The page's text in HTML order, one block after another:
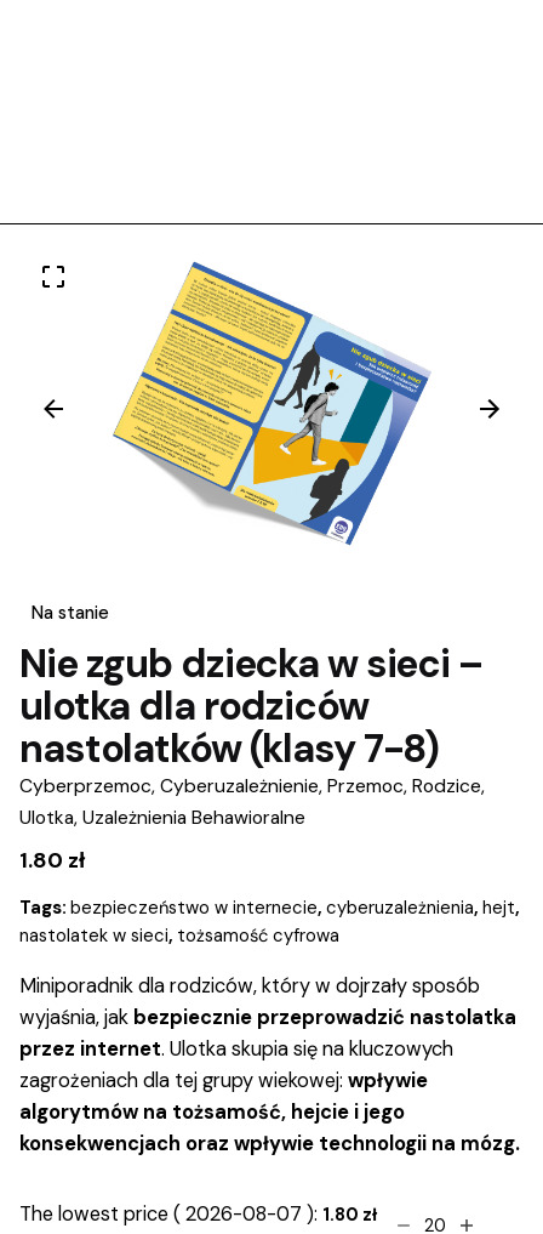
Na stanie
Nie zgub dziecka w sieci –
ulotka dla rodziców
nastolatków (klasy 7-8)
Cyberprzemoc, Cyberuzależnienie, Przemoc, Rodzice,
Ulotka, Uzależnienia Behawioralne
1.80 zł
Tags: bezpieczeństwo w internecie, cyberuzależnienia, hejt,
nastolatek w sieci, tożsamość cyfrowa
Miniporadnik dla rodziców, który w dojrzały sposób
wyjaśnia, jak bezpiecznie przeprowadzić nastolatka
przez internet. Ulotka skupia się na kluczowych
zagrożeniach dla tej grupy wiekowej: wpływie
algorytmów na tożsamość, hejcie i jego
konsekwencjach oraz wpływie technologii na mózg.
The lowest price ( 2026-08-07 ): 1.80 złNie